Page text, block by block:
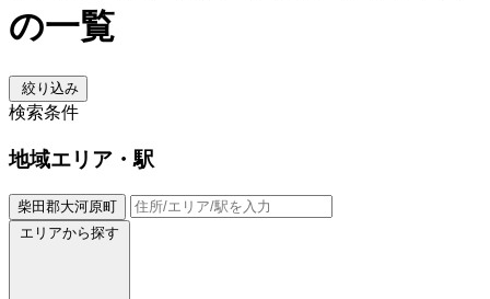
の一覧
絞り込み
検索条件
地域エリア・駅
柴田郡大河原町
エリアから探す